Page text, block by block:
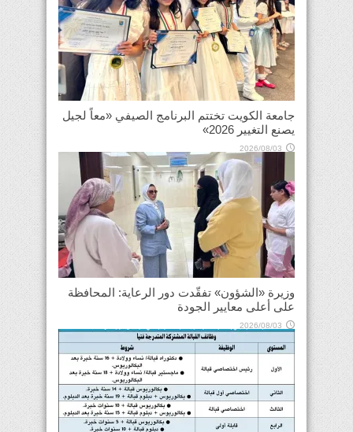
جامعة الكويت تختتم البرنامج الصيفي «معاً لجيل
يصنع التغيير 2026»
2026/08/03
وزيرة «الشؤون» تفقّدت دور الرعاية: المحافظة
على أعلى معايير الجودة
2026/08/03